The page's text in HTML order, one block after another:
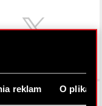
reklam O